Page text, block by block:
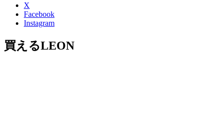
X
Facebook
Instagram
買えるLEON